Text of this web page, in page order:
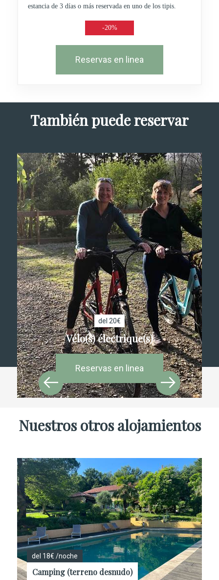
estancia de 3 días o más reservada en uno de los tipis.
-20%
Reservas en linea
También puede reservar
del 20€
Vélo(s) électrique(s)
Reservas en linea
Nuestros otros alojamientos
del 18€ /noche
Camping (terreno desnudo)